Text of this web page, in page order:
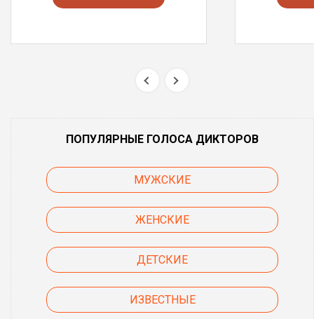
ПОПУЛЯРНЫЕ ГОЛОСА ДИКТОРОВ
МУЖСКИЕ
ЖЕНСКИЕ
ДЕТСКИЕ
ИЗВЕСТНЫЕ